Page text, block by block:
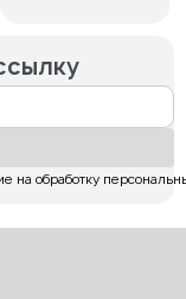
на обработку